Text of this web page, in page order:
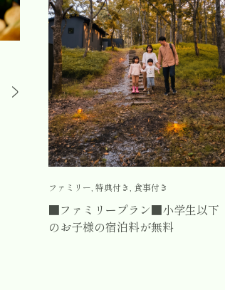
ファミリー, 特典付き, 食事付き
■ファミリープラン■小学生以下
のお子様の宿泊料が無料